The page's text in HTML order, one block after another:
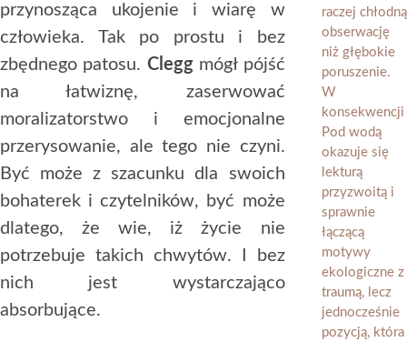
przynosząca ukojenie i wiarę w
człowieka. Tak po prostu i bez
zbędnego patosu. Clegg mógł pójść
na łatwiznę, zaserwować
moralizatorstwo i emocjonalne
przerysowanie, ale tego nie czyni.
Być może z szacunku dla swoich
bohaterek i czytelników, być może
dlatego, że wie, iż życie nie
potrzebuje takich chwytów. I bez
nich jest wystarczająco
absorbujące.